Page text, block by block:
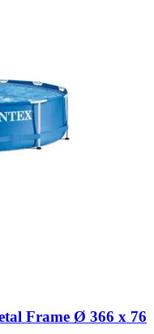
Frame Ø 366 x 76